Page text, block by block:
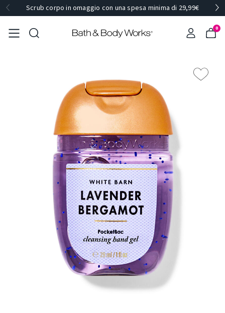
Scrub corpo in omaggio con una spesa minima di 29,99€
0